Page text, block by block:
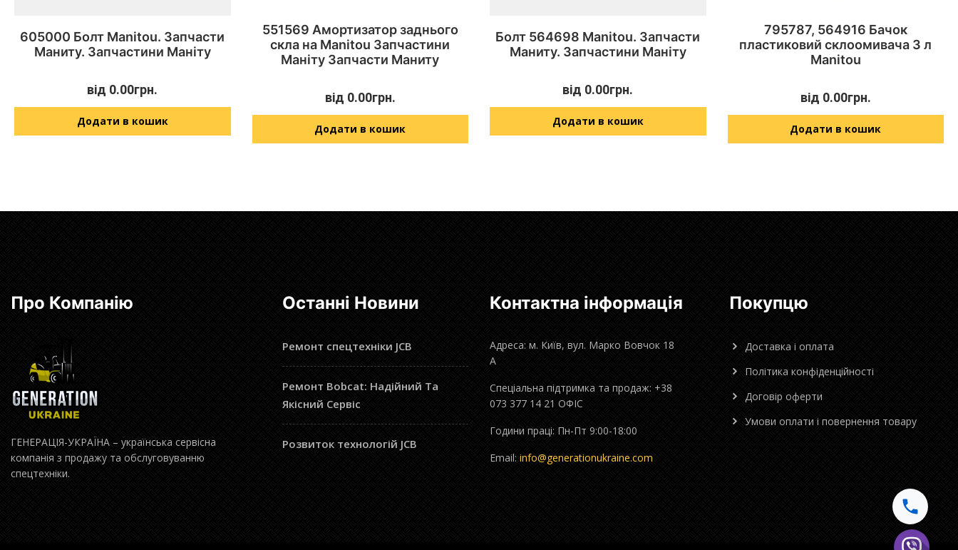
605000 Болт Manitou. Запчасти
Маниту. Запчастини Маніту
від 0.00грн.
Додати в кошик
551569 Амортизатор заднього
скла на Manitou Запчастини
Маніту Запчасти Маниту
від 0.00грн.
Додати в кошик
Болт 564698 Manitou. Запчасти
Маниту. Запчастини Маніту
від 0.00грн.
Додати в кошик
795787, 564916 Бачок
пластиковий склоомивача 3 л
Manitou
від 0.00грн.
Додати в кошик
Про Компанію
ГЕНЕРАЦІЯ-УКРАЇНА – українська сервісна
компанія з продажу та обслуговуванню
спецтехніки.
Останні Новини
Ремонт спецтехніки JCB
Ремонт Bobcat: Надійний Та
Якісний Сервіс
Розвиток технологій JCB
Контактна інформація
Адреса: м. Київ, вул. Марко Вовчок 18
А
Спеціальна підтримка та продаж: +38
073 377 14 21 ОФІС
Години праці: Пн-Пт 9:00-18:00
Email: info@generationukraine.com
Покупцю
Доставка і оплата
Політика конфіденційності
Договір оферти
Умови оплати і повернення товару